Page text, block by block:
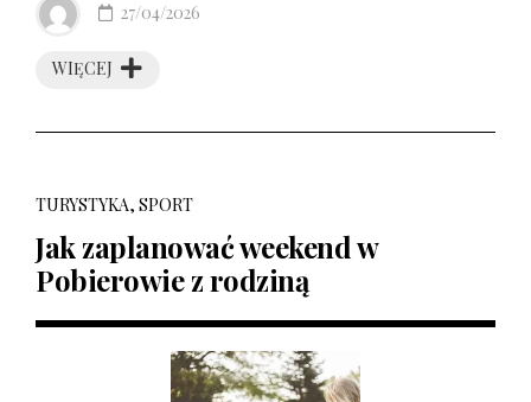
WIĘCEJ
27/04/2026
TURYSTYKA, SPORT
Jak zaplanować weekend w
Pobierowie z rodziną